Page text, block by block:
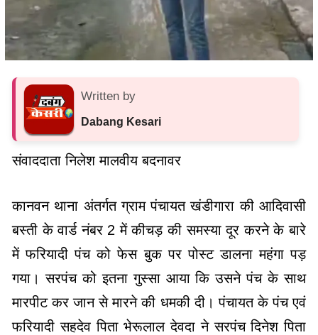
Written by
Dabang Kesari
संवाददाता निलेश मालवीय बदनावर
कानवन थाना अंतर्गत ग्राम पंचायत खंडीगारा की आदिवासी
बस्ती के वार्ड नंबर 2 में कीचड़ की समस्या दूर करने के बारे
में फरियादी पंच को फेस बुक पर पोस्ट डालना महंगा पड़
गया। सरपंच को इतना गुस्सा आया कि उसने पंच के साथ
मारपीट कर जान से मारने की धमकी दी। पंचायत के पंच एवं
फरियादी सहदेव पिता भेरूलाल देवदा ने सरपंच दिनेश पिता